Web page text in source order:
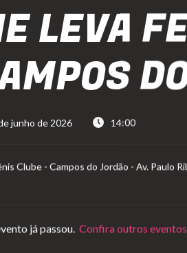
LEVA
junho de 2026 14:00
Clube - Campos do Jordão - Av. Paulo
já passou. Confira outros eventos